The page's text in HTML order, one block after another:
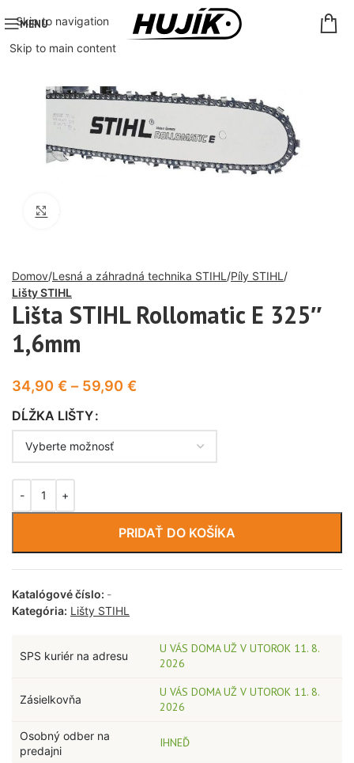
Skip to navigation
Skip to main content
MENU
Domov Lesná a záhradná technika STIHL
Píly STIHL
Lišty STIHL
Lišta STIHL Rollomatic E 325″
1,6mm
34,90 € – 59,90 €
DĹŽKA LIŠTY
PRIDAŤ DO KOŠÍKA
Katalógové číslo: -
Kategória: Lišty STIHL
SPS kuriér na adresu
U VÁS DOMA UŽ V UTOROK 11. 8.
2026
Zásielkovňa
U VÁS DOMA UŽ V UTOROK 11. 8.
2026
Osobný odber na
predajni
IHNEĎ